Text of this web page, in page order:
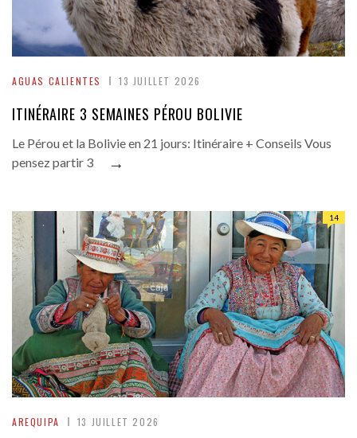
AGUAS CALIENTES 13 JUILLET 2026
ITINÉRAIRE 3 SEMAINES PÉROU BOLIVIE
Le Pérou et la Bolivie en 21 jours: Itinéraire + Conseils Vous
pensez partir 3
→
AREQUIPA 13 JUILLET 2026
14